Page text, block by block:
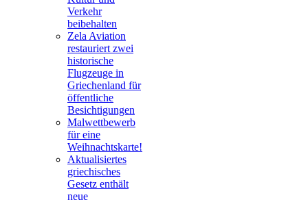
Verkehr
beibehalten
Zela Aviation
restauriert zwei
historische
Flugzeuge in
Griechenland für
öffentliche
Besichtigungen
Malwettbewerb
für eine
Weihnachtskarte!
Aktualisiertes
griechisches
Gesetz enthält
neue